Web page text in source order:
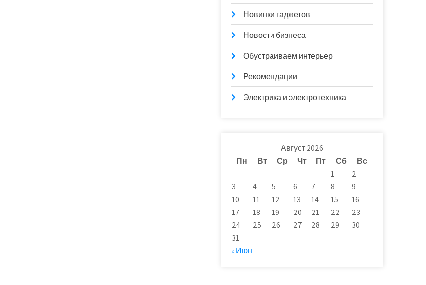
Новинки гаджетов
Новости бизнеса
Обустраиваем интерьер
Рекомендации
Электрика и электротехника
Август 2026
Пн
Вт Ср Чт Пт Сб
Вс
1
2
3
4 5 6 7 8
9
10
11 12 13 14 15
16
17
18 19 20 21 22
23
24
25 26 27 28 29
30
31
« Июн